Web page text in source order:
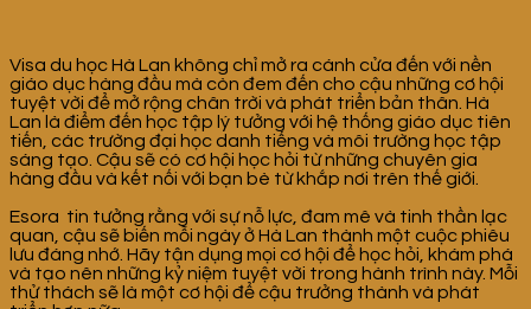
Visa du học Hà Lan không chỉ mở ra cánh cửa đến với nền
giáo dục hàng đầu mà còn đem đến cho cậu những cơ hội
tuyệt vời để mở rộng chân trời và phát triển bản thân. Hà
Lan là điểm đến học tập lý tưởng với hệ thống giáo dục tiên
tiến, các trường đại học danh tiếng và môi trường học tập
sáng tạo. Cậu sẽ có cơ hội học hỏi từ những chuyên gia
hàng đầu và kết nối với bạn bè từ khắp nơi trên thế giới.
Esora tin tưởng rằng với sự nỗ lực, đam mê và tinh thần lạc
quan, cậu sẽ biến mỗi ngày ở Hà Lan thành một cuộc phiêu
lưu đáng nhớ. Hãy tận dụng mọi cơ hội để học hỏi, khám phá
và tạo nên những kỷ niệm tuyệt vời trong hành trình này. Mỗi
thử thách sẽ là một cơ hội để cậu trưởng thành và phát